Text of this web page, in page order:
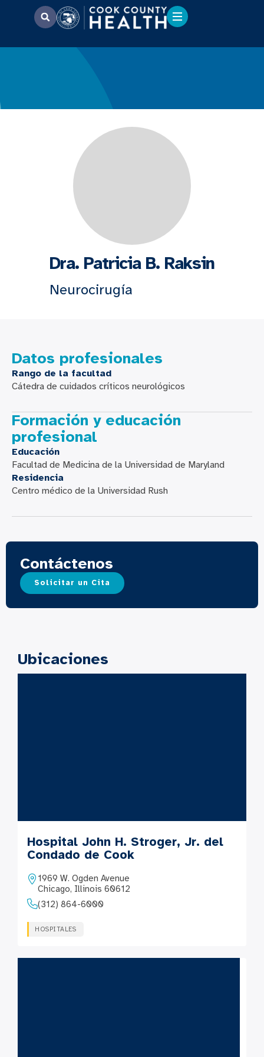
Dra. Patricia B. Raksin
Neurocirugía
Datos profesionales
Rango de la facultad
Cátedra de cuidados críticos neurológicos
Formación y educación
profesional
Educación
Facultad de Medicina de la Universidad de Maryland
Residencia
Centro médico de la Universidad Rush
Contáctenos
Solicitar un Cita
Ubicaciones
Hospital John H. Stroger, Jr. del
Condado de Cook
1969 W. Ogden Avenue
Chicago, Illinois 60612
(312) 864-6000
HOSPITALES